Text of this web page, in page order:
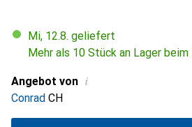
Mi, 12.8. geliefert
Mehr als 10 Stück an Lager
Angebot von i
Conrad CH